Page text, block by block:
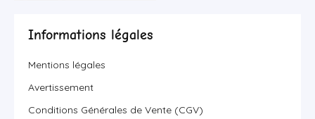
Informations légales
Mentions légales
Avertissement
Conditions Générales de Vente (CGV)